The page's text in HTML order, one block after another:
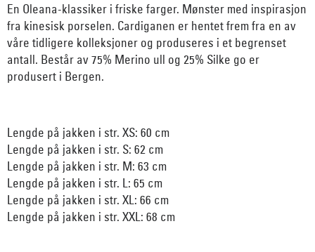
En Oleana-klassiker i friske farger. Mønster med inspirasjon
fra kinesisk porselen. Cardiganen er hentet frem fra en av
våre tidligere kolleksjoner og produseres i et begrenset
antall. Består av 75% Merino ull og 25% Silke go er
produsert i Bergen.
Lengde på jakken i str. XS: 60 cm
Lengde på jakken i str. S: 62 cm
Lengde på jakken i str. M: 63 cm
Lengde på jakken i str. L: 65 cm
Lengde på jakken i str. XL: 66 cm
Lengde på jakken i str. XXL: 68 cm